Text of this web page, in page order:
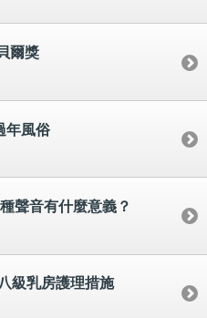
爾獎
年風俗
聲音有什麼意義？
級乳房護理措施